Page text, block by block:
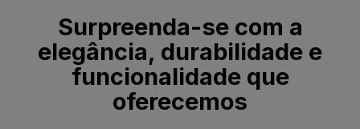
Surpreenda-se com a
elegância, durabilidade e
funcionalidade que
oferecemos